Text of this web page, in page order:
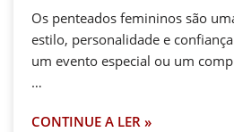
Os penteados femininos são
estilo, personalidade e
um evento especial ou um
…
CONTINUE A LER »